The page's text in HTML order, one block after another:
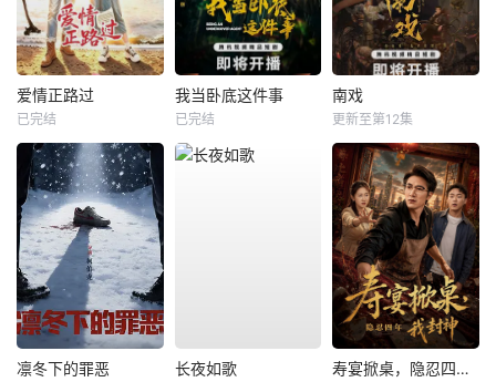
爱情正路过
已完结
我当卧底这件事
已完结
南戏
更新至第12集
凛冬下的罪恶 长夜如歌 寿宴掀桌，隐忍四年我封神